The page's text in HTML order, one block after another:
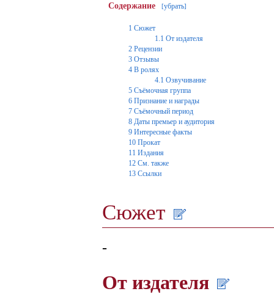
Содержание [убрать]
1 Сюжет
1.1 От издателя
2 Рецензии
3 Отзывы
4 В ролях
4.1 Озвучивание
5 Съёмочная группа
6 Признание и награды
7 Съёмочный период
8 Даты премьер и аудитория
9 Интересные факты
10 Прокат
11 Издания
12 См. также
13 Ссылки
Сюжет
-
От издателя